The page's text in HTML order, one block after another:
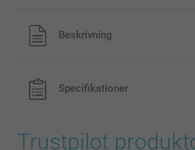
Alla priser är i svenska kronor (SEK),
exklusive porto.
Beskrivning
Specifikationer
Trustpilot